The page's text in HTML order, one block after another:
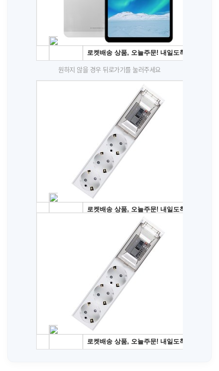
원하지 않을 경우 뒤로가기를 눌러주세요